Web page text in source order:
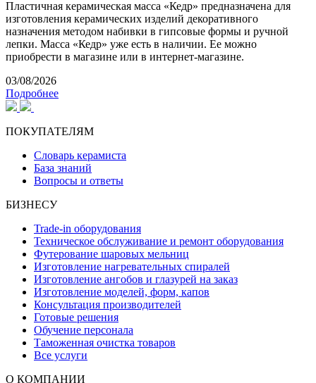
Пластичная керамическая масса «Кедр» предназначена для
изготовления керамических изделий декоративного
назначения методом набивки в гипсовые формы и ручной
лепки. Масса «Кедр» уже есть в наличии. Ее можно
приобрести в магазине или в интернет-магазине.
03/08/2026
Подробнее
ПОКУПАТЕЛЯМ
Словарь керамиста
База знаний
Вопросы и ответы
БИЗНЕСУ
Trade-in оборудования
Техническое обслуживание и ремонт оборудования
Футерование шаровых мельниц
Изготовление нагревательных спиралей
Изготовление ангобов и глазурей на заказ
Изготовление моделей, форм, капов
Консультация производителей
Готовые решения
Обучение персонала
Таможенная очистка товаров
Все услуги
О КОМПАНИИ